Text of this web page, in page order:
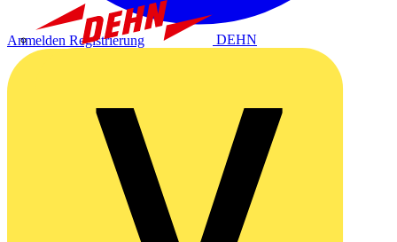
DEHN
Anmelden Registrierung